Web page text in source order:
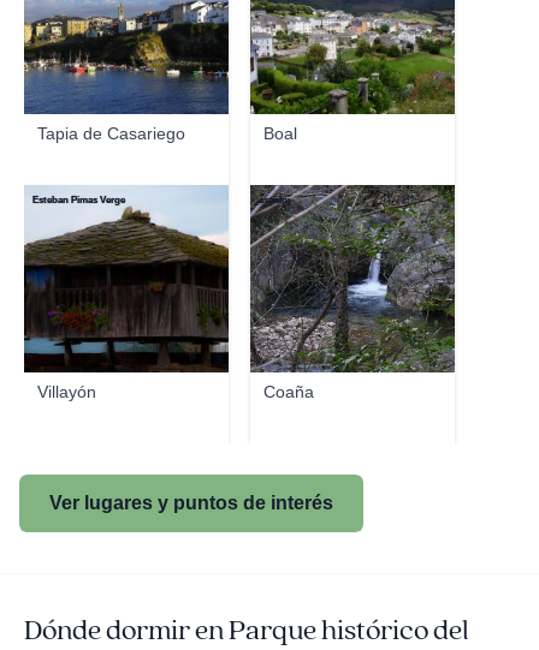
Tapia de Casariego Boal
Villayón
Esteban Pimas Verge
Coaña
asanloj
Ver lugares y puntos de interés
Dónde dormir en Parque histórico del